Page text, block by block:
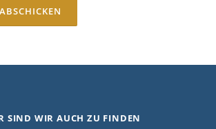
SIND WIR AUCH ZU FINDEN